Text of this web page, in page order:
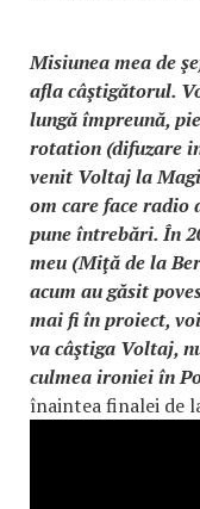
Misiunea mea de
afla câştigătorul.
lungă împreună,
rotation (difuzare
venit Voltaj la
om care face radio
pune întrebări. În
meu (Miţă de la
acum au găsit
mai fi în proiect,
va câştiga Voltaj,
culmea ironiei în
înaintea finalei de